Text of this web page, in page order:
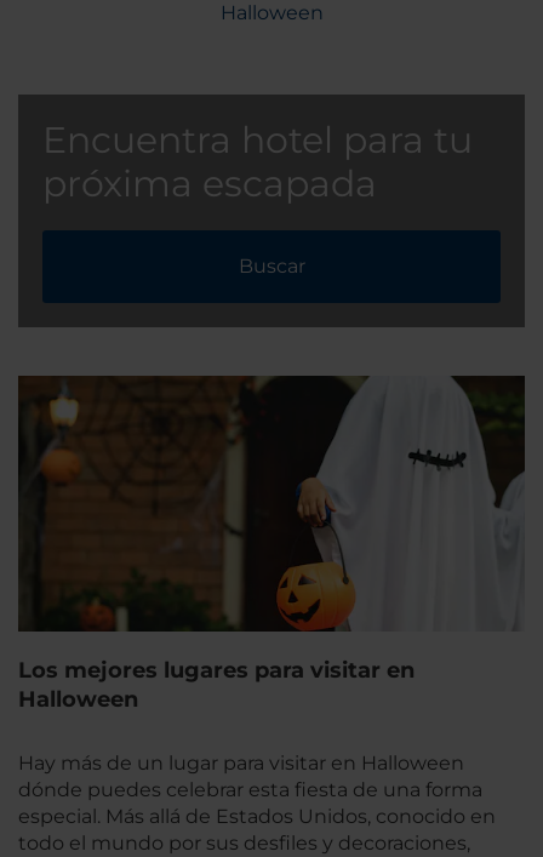
Halloween
Encuentra hotel para tu
próxima escapada
Buscar
Los mejores lugares para visitar en
Halloween
Hay más de un lugar para visitar en Halloween
dónde puedes celebrar esta fiesta de una forma
especial. Más allá de Estados Unidos, conocido en
todo el mundo por sus desfiles y decoraciones,